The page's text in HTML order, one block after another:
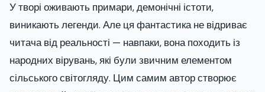
У творі оживають примари, демонічні істоти,
виникають легенди. Але ця фантастика не відриває
читача від реальності — навпаки, вона походить із
народних вірувань, які були звичним елементом
сільського світогляду. Цим самим автор створює